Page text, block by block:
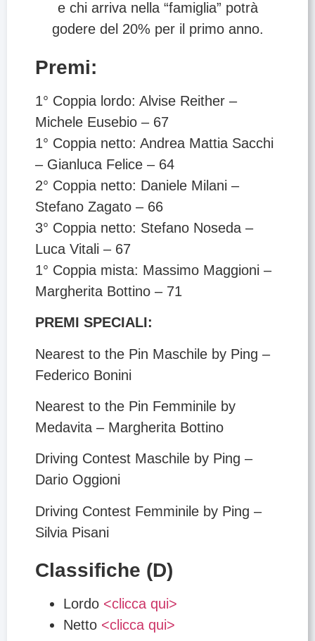
e chi arriva nella “famiglia” potrà
godere del 20% per il primo anno.
Premi:
1° Coppia lordo: Alvise Reither –
Michele Eusebio – 67
1° Coppia netto: Andrea Mattia Sacchi
– Gianluca Felice – 64
2° Coppia netto: Daniele Milani –
Stefano Zagato – 66
3° Coppia netto: Stefano Noseda –
Luca Vitali – 67
1° Coppia mista: Massimo Maggioni –
Margherita Bottino – 71
PREMI SPECIALI:
Nearest to the Pin Maschile by Ping –
Federico Bonini
Nearest to the Pin Femminile by
Medavita – Margherita Bottino
Driving Contest Maschile by Ping –
Dario Oggioni
Driving Contest Femminile by Ping –
Silvia Pisani
Classifiche (D)
Lordo <clicca qui>
Netto <clicca qui>